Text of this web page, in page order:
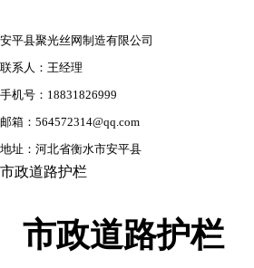
安平县聚光丝网制造有限公司
联系人：王经理
手机号：18831826999
邮箱：564572314@qq.com
地址：河北省衡水市安平县
市政道路护栏
市政道路护栏